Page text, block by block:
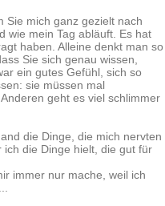
Sie mich ganz gezielt nach
wie mein Tag abläuft. Es hat
haben. Alleine denkt man so
Sie sich genau wissen,
ein gutes Gefühl, sich so
sie müssen mal
geht es viel schlimmer
die Dinge, die mich nervten
die Dinge hielt, die gut für
immer nur mache, weil ich